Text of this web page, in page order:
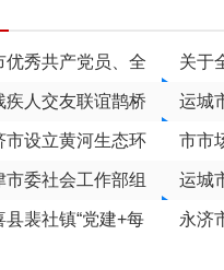
优秀共产党员、全
秀党务工作者和全
进基层党组织拟表
象名单
关于
表彰
疾人交友联谊鹊桥
稷山站）在万亩枣
行
运城
医疗
市设立黄河生态环
法修复增殖放流点
市市
展“
传活
市委社会工作部组
就业群体助力高考
运城
医疗
县裴社镇“党建+每 永济